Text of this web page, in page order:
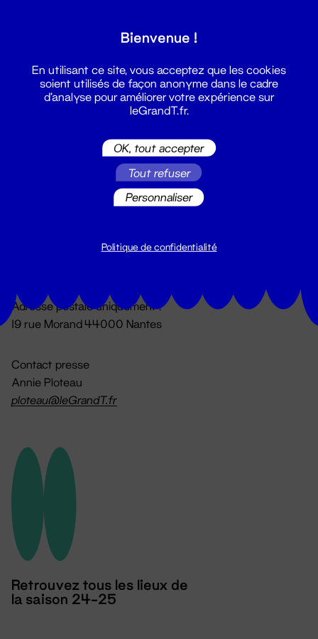
Du lundi au vendredi 14h → 18h
Adresse postale uniquement :
19 rue Morand 44000 Nantes
Contact presse
Annie Ploteau
ploteau@leGrandT.fr
Retrouvez tous les lieux de
la saison 24-25
Bienvenue !
En utilisant ce site, vous acceptez que les cookies
soient utilisés de façon anonyme dans le cadre
d'analyse pour améliorer votre expérience sur
leGrandT.fr.
OK, tout accepter
Tout refuser
Personnaliser
Politique de confidentialité